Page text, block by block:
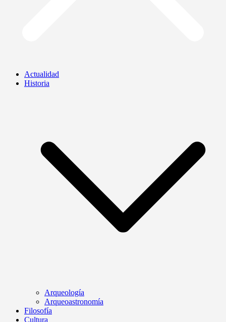
Actualidad
Historia
Arqueología
Arqueoastronomía
Filosofía
Cultura